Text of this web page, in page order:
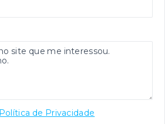
Política de Privacidade